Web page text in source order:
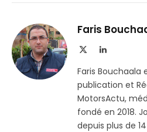
Faris
LinkedIn
Faris Bouchaala
publication et
MotorsActu,
fondé en 2018.
depuis plus de